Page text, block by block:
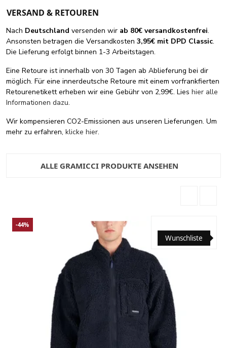
VERSAND & RETOUREN
Nach Deutschland versenden wir ab 80€ versandkostenfrei.
Ansonsten betragen die Versandkosten 3,95€ mit DPD Classic.
Die Lieferung erfolgt binnen 1-3 Arbeitstagen.
Eine Retoure ist innerhalb von 30 Tagen ab Ablieferung bei dir
möglich. Für eine innerdeutsche Retoure mit einem vorfrankfierten
Retourenetikett erheben wir eine Gebühr von 2,99€. Lies hier alle
Informationen dazu.
Wir kompensieren CO2-Emissionen aus unseren Lieferungen. Um
mehr zu erfahren, klicke hier.
ALLE GRAMICCI PRODUKTE ANSEHEN
Wunschliste
-44%